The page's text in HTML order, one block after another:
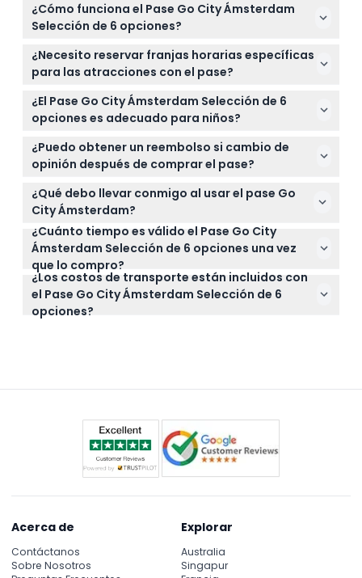
¿Cómo funciona el Pase Go City Ámsterdam
Selección de 6 opciones?
El pase te permite elegir seis atracciones de más
de 45 opciones en Ámsterdam, válido por 30 días
desde el primer uso. Solo actívalo en tu primera
atracción y disfruta tus selecciones a tu propio
ritmo.
¿Necesito reservar franjas horarias específicas
para las atracciones con el pase?
Algunas atracciones requieren reservas anticipadas
o reservas de franjas horarias, por lo que es mejor
verificar y planificar con anticipación los lugares
que quieres visitar durante el proceso de reserva en
línea.
¿El Pase Go City Ámsterdam Selección de 6
opciones es adecuado para niños?
Sí, el pase es adecuado para niños de 3 años en
adelante. Ten en cuenta que los niños de 13 años
en adelante pagan la tarifa de adulto.
¿Puedo obtener un reembolso si cambio de
opinión después de comprar el pase?
No, todos los boletos comprados para el Pase Go
City Ámsterdam Selección de 6 opciones no son
reembolsables y no pueden ser cancelados.
¿Qué debo llevar conmigo al usar el pase Go
City Ámsterdam?
Lleva tu pase digital en tu smartphone o un cupón
impreso para facilitar la entrada, y considera llevar
calzado cómodo ya que estarás recorriendo la
ciudad.
¿Cuánto tiempo es válido el Pase Go City
Ámsterdam Selección de 6 opciones una vez
que lo compro?
Tu pase es válido por 30 días desde la fecha de
confirmación de la reserva y expira a las 23:59 del
último día (sujeto a cambios: por favor confirma al
¿Los costos de transporte están incluidos con
el Pase Go City Ámsterdam Selección de 6
opciones?
No, los costos de transporte y gastos personales
Acerca de
Contáctanos
Sobre Nosotros
Explorar
Australia
Singapur